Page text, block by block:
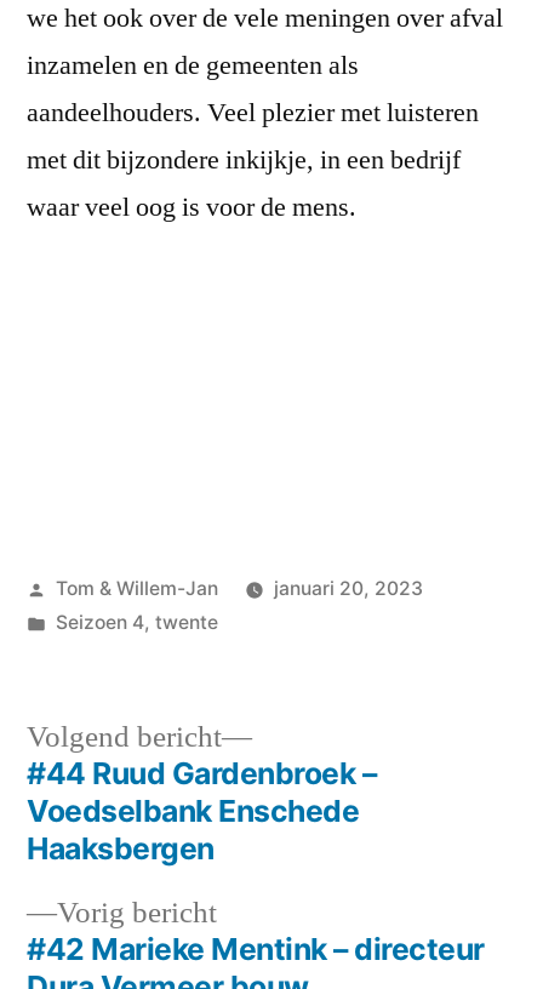
we het ook over de vele meningen over afval
inzamelen en de gemeenten als
aandeelhouders. Veel plezier met luisteren
met dit bijzondere inkijkje, in een bedrijf
waar veel oog is voor de mens.
Geplaatst
door
Tom & Willem-Jan
januari 20, 2023
Geplaatst
Seizoen 4, twente
Bericht
navigatie
Vorig berichtVorig
bericht:
#42 Marieke Mentink – directeur
Volgend bericht
Volgend
bericht:
#44 Ruud Gardenbroek –
Voedselbank Enschede
Haaksbergen